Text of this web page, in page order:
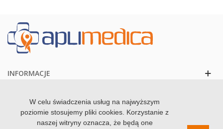
INFORMACJE
KONTAKTW celu świadczenia usług na najwyższym
poziomie stosujemy pliki cookies. Korzystanie z
naszej witryny oznacza, że będą one